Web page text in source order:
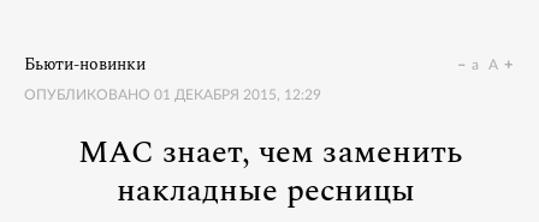
Бьюти-новинки
ОПУБЛИКОВАНО 01 ДЕКАБРЯ 2015, 12:29
a A
MAC знает, чем заменить
накладные ресницы